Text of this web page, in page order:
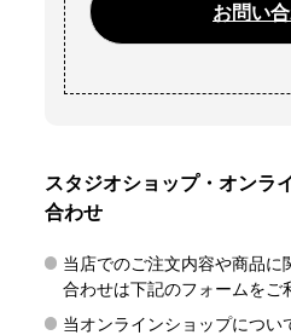
お問い
スタジオショップ・オンラ
合わせ
当店でのご注文内容や商品に
合わせは下記のフォームをご
当オンラインショップについ